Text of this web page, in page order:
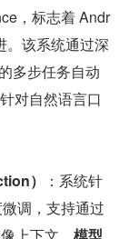
，标志着 Andr
。该系统通过深
多步任务自动
对自然语言口
）
：系统针
调，支持通过